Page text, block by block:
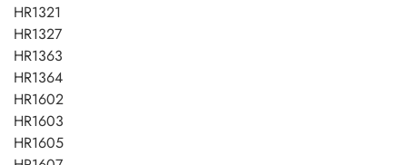
HR1321
HR1327
HR1363
HR1364
HR1602
HR1603
HR1605